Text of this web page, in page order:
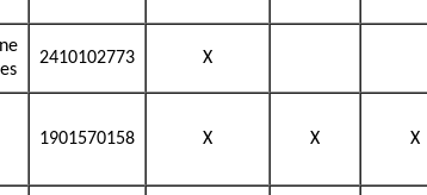
2410102773 X
1901570158 X X X